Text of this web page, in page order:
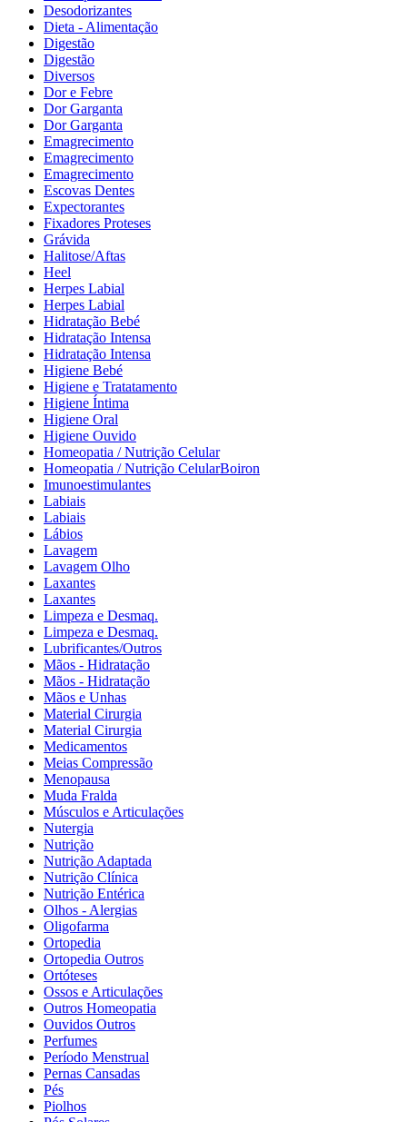
Desodorizantes
Dieta - Alimentação
Digestão
Digestão
Diversos
Dor e Febre
Dor Garganta
Dor Garganta
Emagrecimento
Emagrecimento
Emagrecimento
Escovas Dentes
Expectorantes
Fixadores Proteses
Grávida
Halitose/Aftas
Heel
Herpes Labial
Herpes Labial
Hidratação Bebé
Hidratação Intensa
Hidratação Intensa
Higiene Bebé
Higiene e Tratatamento
Higiene Íntima
Higiene Oral
Higiene Ouvido
Homeopatia / Nutrição Celular
Homeopatia / Nutrição CelularBoiron
Imunoestimulantes
Labiais
Labiais
Lábios
Lavagem
Lavagem Olho
Laxantes
Laxantes
Limpeza e Desmaq.
Limpeza e Desmaq.
Lubrificantes/Outros
Mãos - Hidratação
Mãos - Hidratação
Mãos e Unhas
Material Cirurgia
Material Cirurgia
Medicamentos
Meias Compressão
Menopausa
Muda Fralda
Músculos e Articulações
Nutergia
Nutrição
Nutrição Adaptada
Nutrição Clínica
Nutrição Entérica
Olhos - Alergias
Oligofarma
Ortopedia
Ortopedia Outros
Ortóteses
Ossos e Articulações
Outros Homeopatia
Ouvidos Outros
Perfumes
Período Menstrual
Pernas Cansadas
Pés
Piolhos